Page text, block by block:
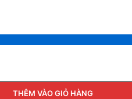
THÊM VÀO GIỎ HÀNG